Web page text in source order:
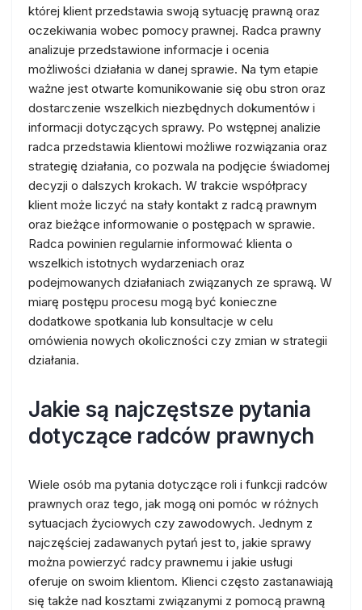
której klient przedstawia swoją sytuację prawną oraz
oczekiwania wobec pomocy prawnej. Radca prawny
analizuje przedstawione informacje i ocenia
możliwości działania w danej sprawie. Na tym etapie
ważne jest otwarte komunikowanie się obu stron oraz
dostarczenie wszelkich niezbędnych dokumentów i
informacji dotyczących sprawy. Po wstępnej analizie
radca przedstawia klientowi możliwe rozwiązania oraz
strategię działania, co pozwala na podjęcie świadomej
decyzji o dalszych krokach. W trakcie współpracy
klient może liczyć na stały kontakt z radcą prawnym
oraz bieżące informowanie o postępach w sprawie.
Radca powinien regularnie informować klienta o
wszelkich istotnych wydarzeniach oraz
podejmowanych działaniach związanych ze sprawą. W
miarę postępu procesu mogą być konieczne
dodatkowe spotkania lub konsultacje w celu
omówienia nowych okoliczności czy zmian w strategii
działania.
Jakie są najczęstsze pytania
dotyczące radców prawnych
Wiele osób ma pytania dotyczące roli i funkcji radców
prawnych oraz tego, jak mogą oni pomóc w różnych
sytuacjach życiowych czy zawodowych. Jednym z
najczęściej zadawanych pytań jest to, jakie sprawy
można powierzyć radcy prawnemu i jakie usługi
oferuje on swoim klientom. Klienci często zastanawiają
się także nad kosztami związanymi z pomocą prawną